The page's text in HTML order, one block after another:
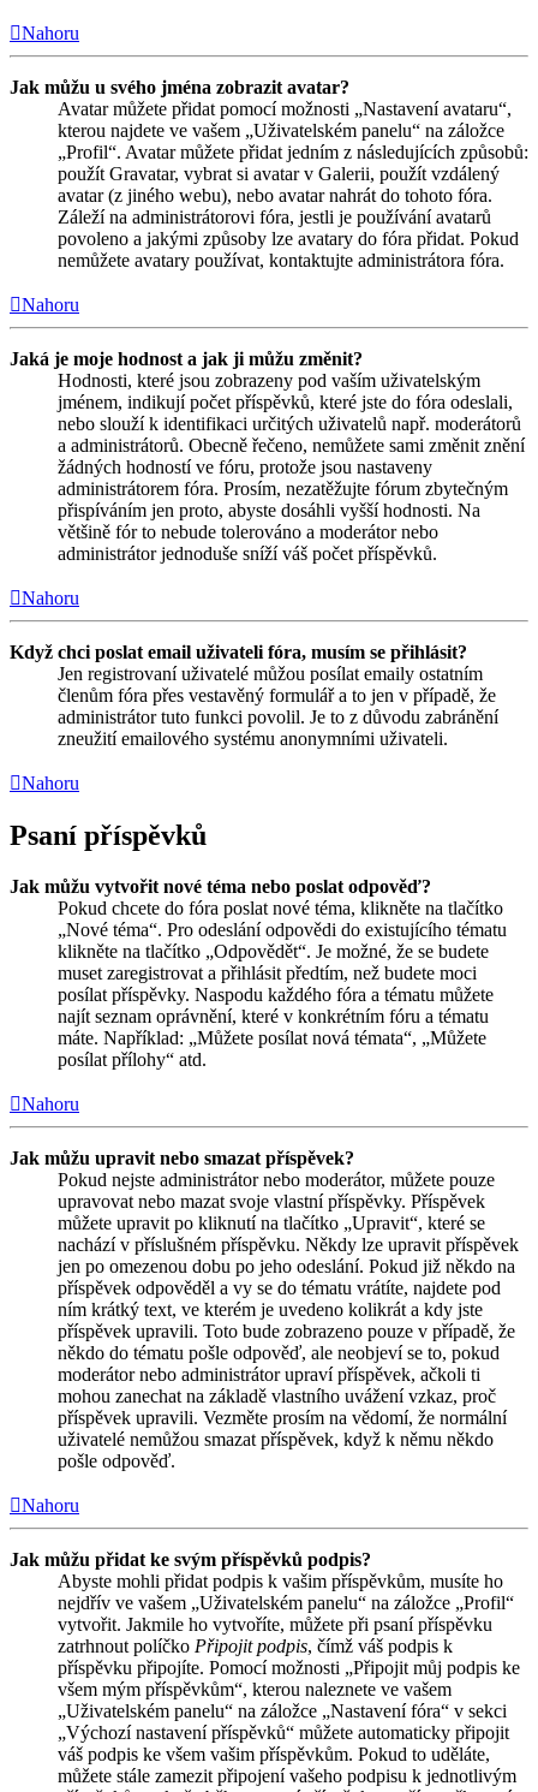
Nahoru
Jak můžu u svého jména zobrazit avatar?
Avatar můžete přidat pomocí možnosti „Nastavení avataru“,
kterou najdete ve vašem „Uživatelském panelu“ na záložce
„Profil“. Avatar můžete přidat jedním z následujících způsobů:
použít Gravatar, vybrat si avatar v Galerii, použít vzdálený
avatar (z jiného webu), nebo avatar nahrát do tohoto fóra.
Záleží na administrátorovi fóra, jestli je používání avatarů
povoleno a jakými způsoby lze avatary do fóra přidat. Pokud
nemůžete avatary používat, kontaktujte administrátora fóra.
Nahoru
Jaká je moje hodnost a jak ji můžu změnit?
Hodnosti, které jsou zobrazeny pod vaším uživatelským
jménem, indikují počet příspěvků, které jste do fóra odeslali,
nebo slouží k identifikaci určitých uživatelů např. moderátorů
a administrátorů. Obecně řečeno, nemůžete sami změnit znění
žádných hodností ve fóru, protože jsou nastaveny
administrátorem fóra. Prosím, nezatěžujte fórum zbytečným
přispíváním jen proto, abyste dosáhli vyšší hodnosti. Na
většině fór to nebude tolerováno a moderátor nebo
administrátor jednoduše sníží váš počet příspěvků.
Nahoru
Když chci poslat email uživateli fóra, musím se přihlásit?
Jen registrovaní uživatelé můžou posílat emaily ostatním
členům fóra přes vestavěný formulář a to jen v případě, že
administrátor tuto funkci povolil. Je to z důvodu zabránění
zneužití emailového systému anonymními uživateli.
Nahoru
Psaní příspěvků
Jak můžu vytvořit nové téma nebo poslat odpověď?
Pokud chcete do fóra poslat nové téma, klikněte na tlačítko
„Nové téma“. Pro odeslání odpovědi do existujícího tématu
klikněte na tlačítko „Odpovědět“. Je možné, že se budete
muset zaregistrovat a přihlásit předtím, než budete moci
posílat příspěvky. Naspodu každého fóra a tématu můžete
najít seznam oprávnění, které v konkrétním fóru a tématu
máte. Například: „Můžete posílat nová témata“, „Můžete
posílat přílohy“ atd.
Nahoru
Jak můžu upravit nebo smazat příspěvek?
Pokud nejste administrátor nebo moderátor, můžete pouze
upravovat nebo mazat svoje vlastní příspěvky. Příspěvek
můžete upravit po kliknutí na tlačítko „Upravit“, které se
nachází v příslušném příspěvku. Někdy lze upravit příspěvek
jen po omezenou dobu po jeho odeslání. Pokud již někdo na
příspěvek odpověděl a vy se do tématu vrátíte, najdete pod
ním krátký text, ve kterém je uvedeno kolikrát a kdy jste
příspěvek upravili. Toto bude zobrazeno pouze v případě, že
někdo do tématu pošle odpověď, ale neobjeví se to, pokud
moderátor nebo administrátor upraví příspěvek, ačkoli ti
mohou zanechat na základě vlastního uvážení vzkaz, proč
příspěvek upravili. Vezměte prosím na vědomí, že normální
uživatelé nemůžou smazat příspěvek, když k němu někdo
pošle odpověď.
Nahoru
Jak můžu přidat ke svým příspěvků podpis?
Abyste mohli přidat podpis k vašim příspěvkům, musíte ho
nejdřív ve vašem „Uživatelském panelu“ na záložce „Profil“
vytvořit. Jakmile ho vytvoříte, můžete při psaní příspěvku
zatrhnout políčko Připojit podpis, čímž váš podpis k
příspěvku připojíte. Pomocí možnosti „Připojit můj podpis ke
všem mým příspěvkům“, kterou naleznete ve vašem
„Uživatelském panelu“ na záložce „Nastavení fóra“ v sekci
„Výchozí nastavení příspěvků“ můžete automaticky připojit
váš podpis ke všem vašim příspěvkům. Pokud to uděláte,
můžete stále zamezit připojení vašeho podpisu k jednotlivým